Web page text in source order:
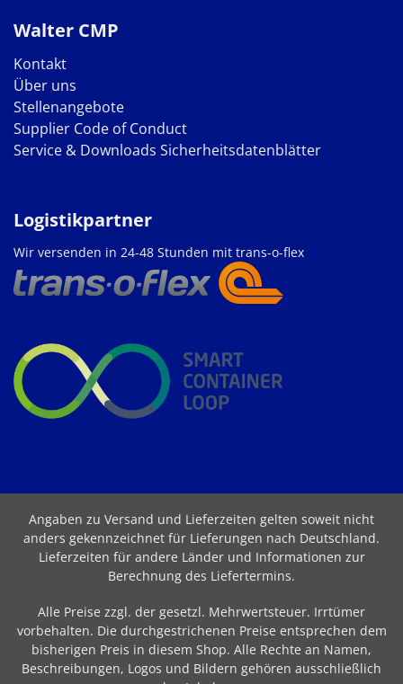
Walter CMP
Kontakt
Über uns
Stellenangebote
Supplier Code of Conduct
Service & Downloads Sicherheitsdatenblätter
Logistikpartner
Wir versenden in 24-48 Stunden mit trans-o-flex
Angaben zu Versand und Lieferzeiten gelten soweit nicht
anders gekennzeichnet für Lieferungen nach Deutschland.
Lieferzeiten für andere Länder und Informationen zur
Berechnung des Liefertermins.
Alle Preise zzgl. der gesetzl. Mehrwertsteuer. Irrtümer
vorbehalten. Die durchgestrichenen Preise entsprechen dem
bisherigen Preis in diesem Shop. Alle Rechte an Namen,
Beschreibungen, Logos und Bildern gehören ausschließlich